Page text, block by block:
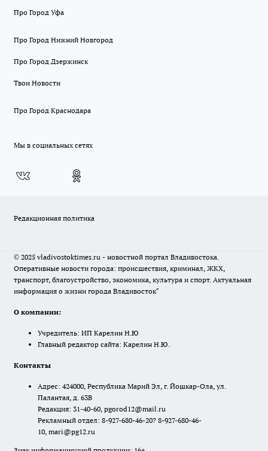
Про Город Уфа
Про Город Нижний Новгород
Про Город Дзержинск
Твои Новости
Про Город Краснодара
Мы в социальных сетях
Редакционная политика
© 2025 vladivostoktimes.ru - новостной портал Владивостока.
Оперативные новости города: происшествия, криминал, ЖКХ,
транспорт, благоустройство, экономика, культура и спорт. Актуальная
информация о жизни города Владивосток"
О компании:
Учредитель: ИП Карелин Н.Ю
Главный редактор сайта: Карелин Н.Ю.
Контакты
Адрес: 424000, Республика Марий Эл, г. Йошкар-Ола, ул.
Палантая, д. 63В
Редакция: 31-40-60, pgorod12@mail.ru
Рекламный отдел: 8-927-680-46-20? 8-927-680-46-
10, mari@pg12.ru